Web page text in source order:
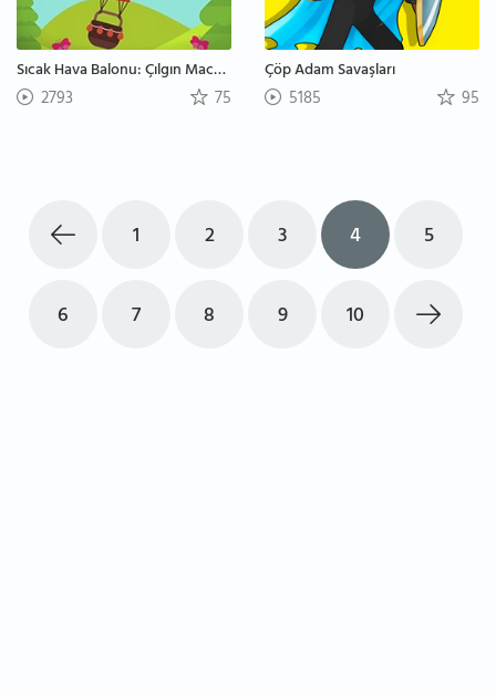
Sıcak Hava Balonu: Çılgın Macera
2793 75
Çöp Adam Savaşları
5185 95
1 2 3 4 5
6 7 8 9 10